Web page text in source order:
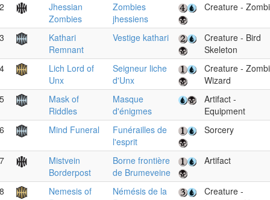
Jhessian
Zombies
Zombies
jhessiens
Creature -
Kathari
Remnant
Vestige kathari
Creature - Bird
Skeleton
Lich Lord of
Unx
Seigneur liche
d'Unx
Creature -
Wizard
Mask of
Riddles
Masque
d'énigmes
Artifact -
Equipment
Mind Funeral
Funérailles de
l'esprit
Sorcery
Mistvein
Borderpost
Borne frontière
de Brumeveine
Artifact
Nemesis of
Némésis de la
Creature -